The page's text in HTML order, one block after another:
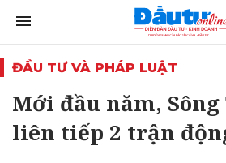
ĐẦU TƯ VÀ PHÁP LUẬT
Mới đầu năm,
liên tiếp 2 trận